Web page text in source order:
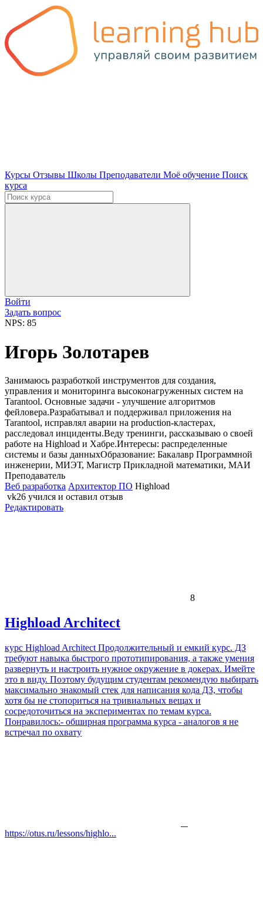
Курсы Отзывы Школы Преподаватели Моё обучение Поиск
курса
Войти
Задать вопрос
NPS: 85
Игорь Золотарев
Занимаюсь разработкой инструментов для создания,
управления и мониторинга высоконагруженных систем на
Tarantool. Основные задачи - улучшение алгоритмов
фейловера.Разрабатывал и поддерживал приложения на
Tarantool, исправлял аварии на production-кластерах,
расследовал инциденты.Веду тренинги, рассказываю о своей
работе на Highload и Хабре.Интересы: распределенные
системы и базы данныхОбразование: Бакалавр Программной
инженерии, МИЭТ, Магистр Прикладной математики, МАИ
Преподаватель
Веб разработка Архитектор ПО Highload
vk26 учился и оставил отзыв
Редактировать
8
Highload Architect
курс Highload Architect Продолжительный и емкий курс. ДЗ
требуют навыка быстрого прототипирования, а также умения
развернуть и настроить нужное окружение в докерах. Имейте
это в виду. Поэтому будущим студентам рекомендую выбирать
максимально знакомый стек для написания кода ДЗ, чтобы
хотя бы не стопориться на тривиальных вещах и
сосредоточиться на экспериментах по темам курса.
Понравилось:- обширная программа курса - аналогов я не
встречал по охвату
https://otus.ru/lessons/highlo...